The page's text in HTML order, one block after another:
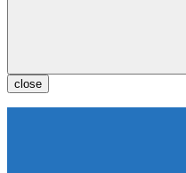
close